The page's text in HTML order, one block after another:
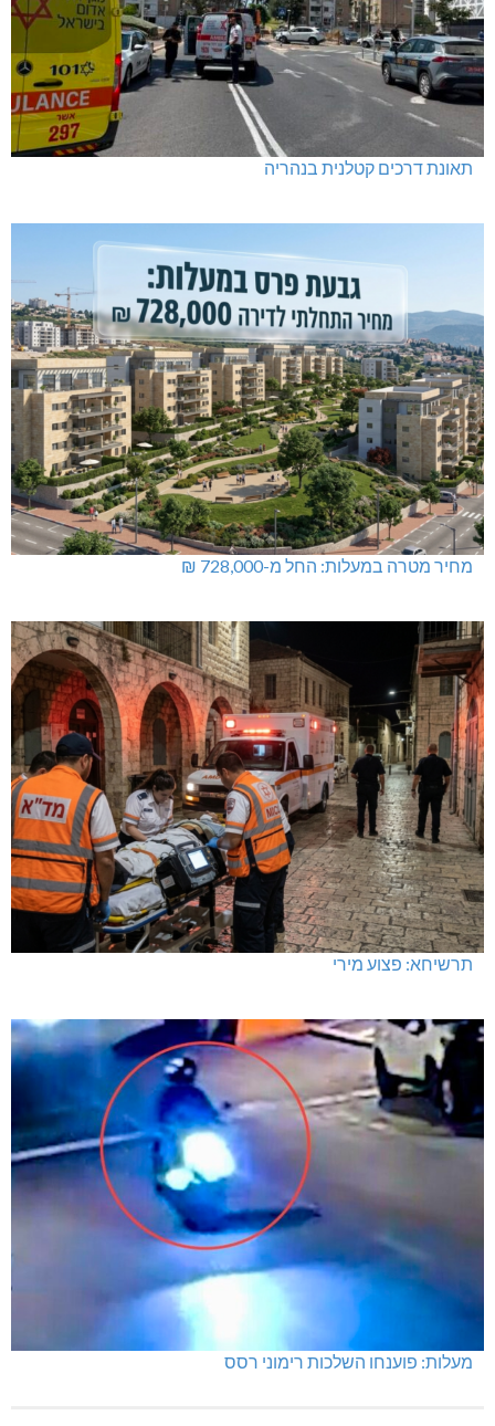
תאונת דרכים קטלנית בנהריה
מחיר מטרה במעלות: החל מ-728,000 ₪
תרשיחא: פצוע מירי
מעלות: פוענחו השלכות רימוני רסס